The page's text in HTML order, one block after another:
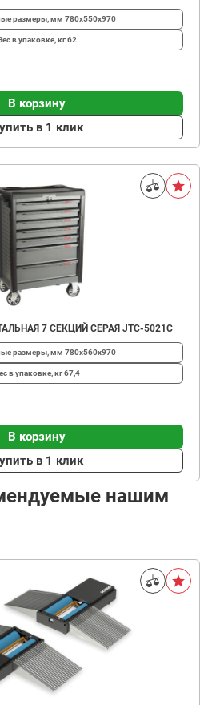
размеры, мм 780х550х970
в упаковке, кг62
В корзину
в 1 клик
7 СЕКЦИЙ СЕРАЯ JTC-5021C
размеры, мм 780х560х970
в упаковке, кг67,4
В корзину
в 1 клик
нашим